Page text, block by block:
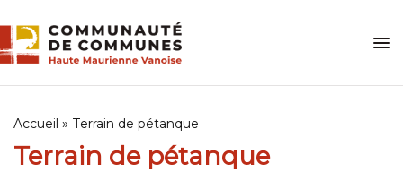
to
content
Accueil » Terrain de pétanque
Terrain de pétanque